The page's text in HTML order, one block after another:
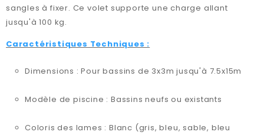
sangles à fixer. Ce volet supporte une charge allant
jusqu'à 100 kg.
Caractéristiques Techniques :
Dimensions : Pour bassins de 3x3m jusqu'à 7.5x15m
Modèle de piscine : Bassins neufs ou existants
Coloris des lames : Blanc (gris, bleu, sable, bleu